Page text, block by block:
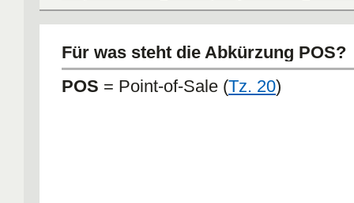
Für was steht die Abkürzung POS?
POS = Point-of-Sale (Tz. 20)